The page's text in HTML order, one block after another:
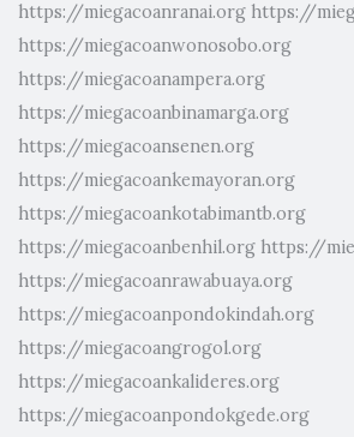
https://miegacoanranai.org https://
https://miegacoanwonosobo.org
https://miegacoanampera.org
https://miegacoanbinamarga.org
https://miegacoansenen.org
https://miegacoankemayoran.org
https://miegacoankotabimantb.org
https://miegacoanbenhil.org https://
https://miegacoanrawabuaya.org
https://miegacoanpondokindah.org
https://miegacoangrogol.org
https://miegacoankalideres.org
https://miegacoanpondokgede.org